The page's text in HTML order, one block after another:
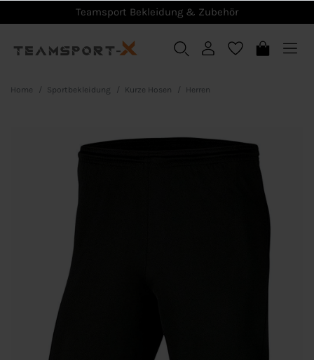
Teamsport Bekleidung & Zubehör
Home Sportbekleidung Kurze Hosen Herren